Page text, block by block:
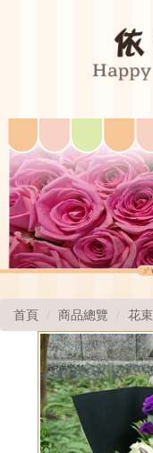
首頁 商品總覽 花束